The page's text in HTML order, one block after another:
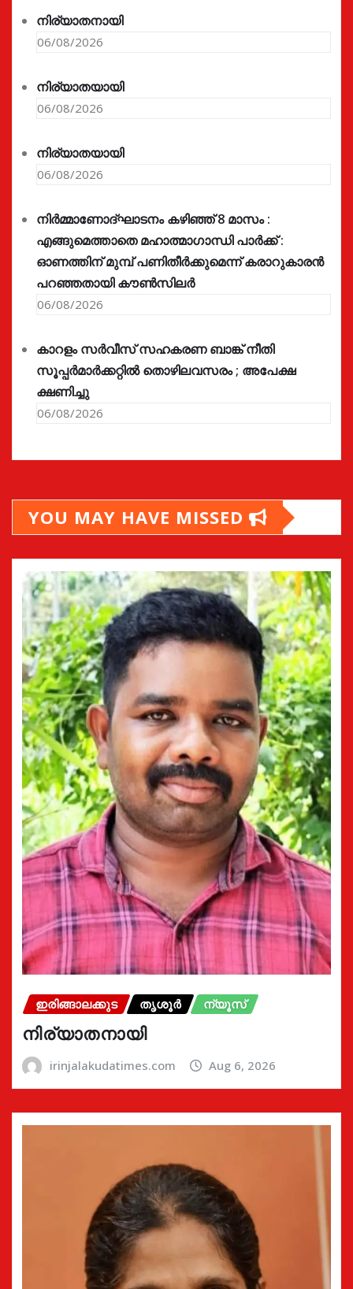
നിര്യാതനായി
06/08/2026
നിര്യാതയായി
06/08/2026
നിര്യാതയായി
06/08/2026
നിർമ്മാണോദ്ഘാടനം കഴിഞ്ഞ് 8 മാസം :
എങ്ങുമെത്താതെ മഹാത്മാഗാന്ധി പാർക്ക് :
ഓണത്തിന് മുമ്പ് പണിതീർക്കുമെന്ന് കരാറുകാരൻ
പറഞ്ഞതായി കൗൺസിലർ
06/08/2026
കാറളം സർവീസ് സഹകരണ ബാങ്ക് നീതി
സൂപ്പർമാർക്കറ്റിൽ തൊഴിലവസരം ; അപേക്ഷ
ക്ഷണിച്ചു
06/08/2026
YOU MAY HAVE MISSED
ഇരിങ്ങാലക്കുട തൃശൂർ ന്യൂസ്
നിര്യാതനായി
irinjalakudatimes.com Aug 6, 2026